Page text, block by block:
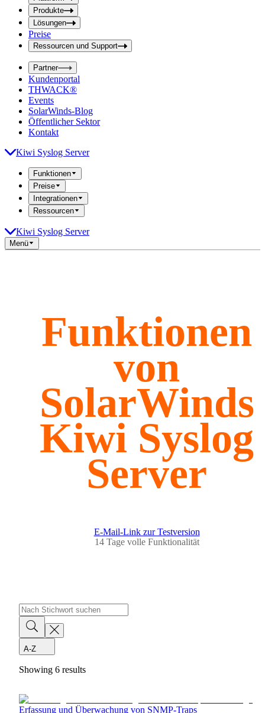
f
e
l
d
e
i
n
g
a
b
e
Produkte
Lösungen
Preise
Ressourcen und Support
Partner
Kundenportal
THWACK®
Events
SolarWinds-Blog
Öffentlicher Sektor
Kontakt
Kiwi Syslog Server
Funktionen
Preise
Integrationen
Ressourcen
Kiwi Syslog Server
Menü
Funktionen
von
SolarWinds
Kiwi Syslog
Server
E-Mail-Link zur Testversion
14 Tage volle Funktionalität
A-Z
Showing 6 results
Erfassung und Überwachung von SNMP-Traps